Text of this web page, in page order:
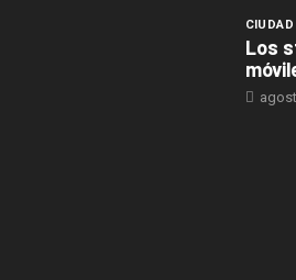
CIUDAD
Los